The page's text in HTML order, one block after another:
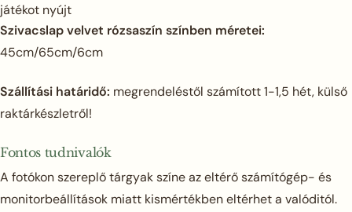
játékot nyújt
Szivacslap velvet rózsaszín színben méretei:
45cm/65cm/6cm
Szállítási határidő: megrendeléstől számított 1-1,5 hét, külső
raktárkészletről!
Fontos tudnivalók
A fotókon szereplő tárgyak színe az eltérő számítógép- és
monitorbeállítások miatt kismértékben eltérhet a valóditól.